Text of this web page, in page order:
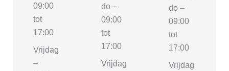
09:00
tot
17:00
Vrijdag
–
do –
09:00
tot
17:00
Vrijdag
do –
09:00
tot
17:00
Vrijdag